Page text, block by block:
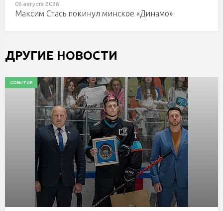
06 августа 2026
Максим Стась покинул минское «Динамо»
ДРУГИЕ НОВОСТИ
СОБЫТИЕ